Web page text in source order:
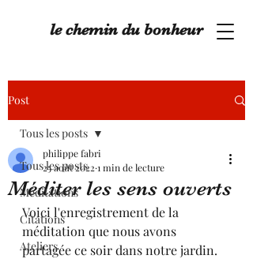
le chemin du bonheur
Post
Tous les posts
Méditations
Citations
Ateliers
Tous les posts
Méditer les sens ouverts
philippe fabri
25 août 2022 1 min de lecture
Voici l'enregistrement de la
méditation que nous avons
partagée ce soir dans notre jardin.